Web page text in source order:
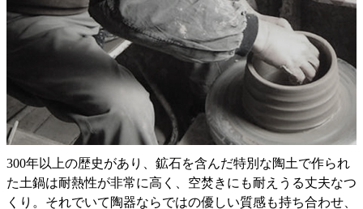
300年以上の歴史があり、鉱石を含んだ特別な陶土で作られ
た土鍋は耐熱性が非常に高く、空焚きにも耐えうる丈夫なつ
くり。それでいて陶器ならではの優しい質感も持ち合わせ、